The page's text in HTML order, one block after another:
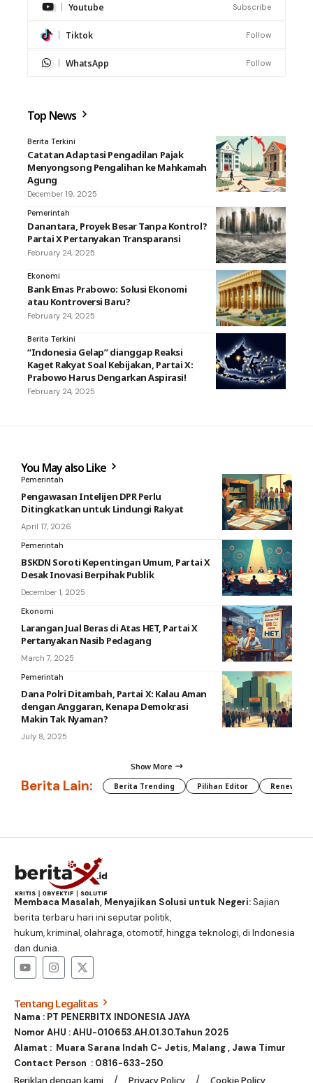
Youtube Subscribe
Tiktok Follow
WhatsApp Follow
Top News
Berita Terkini
Catatan Adaptasi Pengadilan Pajak
Menyongsong Pengalihan ke Mahkamah
Agung
December 19, 2025
Pemerintah
Danantara, Proyek Besar Tanpa Kontrol?
Partai X Pertanyakan Transparansi
February 24, 2025
Ekonomi
Bank Emas Prabowo: Solusi Ekonomi
atau Kontroversi Baru?
February 24, 2025
Berita Terkini
“Indonesia Gelap” dianggap Reaksi
Kaget Rakyat Soal Kebijakan, Partai X:
Prabowo Harus Dengarkan Aspirasi!
February 24, 2025
You May also Like
Pemerintah
Pengawasan Intelijen DPR Perlu
Ditingkatkan untuk Lindungi Rakyat
April 17, 2026
Pemerintah
BSKDN Soroti Kepentingan Umum, Partai X
Desak Inovasi Berpihak Publik
December 1, 2025
Ekonomi
Larangan Jual Beras di Atas HET, Partai X
Pertanyakan Nasib Pedagang
March 7, 2025
Pemerintah
Dana Polri Ditambah, Partai X: Kalau Aman
dengan Anggaran, Kenapa Demokrasi
Makin Tak Nyaman?
July 8, 2025
Show More
Berita Lain: Berita Trending Pilihan Editor
Membaca Masalah, Menyajikan Solusi untuk Negeri:Sajian
berita terbaru hari ini seputar politik,
hukum, kriminal, olahraga, otomotif, hingga teknologi, di Indonesia
dan dunia.
Tentang Legalitas
Nama : PT PENERBITX INDONESIA JAYA
Nomor AHU : AHU-010653.AH.01.30.Tahun 2025
Alamat : Muara Sarana Indah C- Jetis, Malang , Jawa Timur
Contact Person : 0816-633-250
Beriklan dengan kami Privacy Policy Cookie Policy